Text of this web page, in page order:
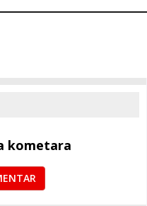
kometara